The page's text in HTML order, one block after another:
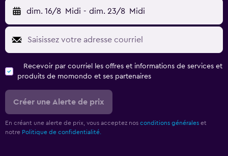
dim. 16/8 Midi - dim. 23/8 Midi
Recevoir par courriel les offres et informations de services et
produits de momondo et ses partenaires
Créer une Alerte de prix
En créant une alerte de prix, vous acceptez nos conditions générales et
notre Politique de confidentialité.